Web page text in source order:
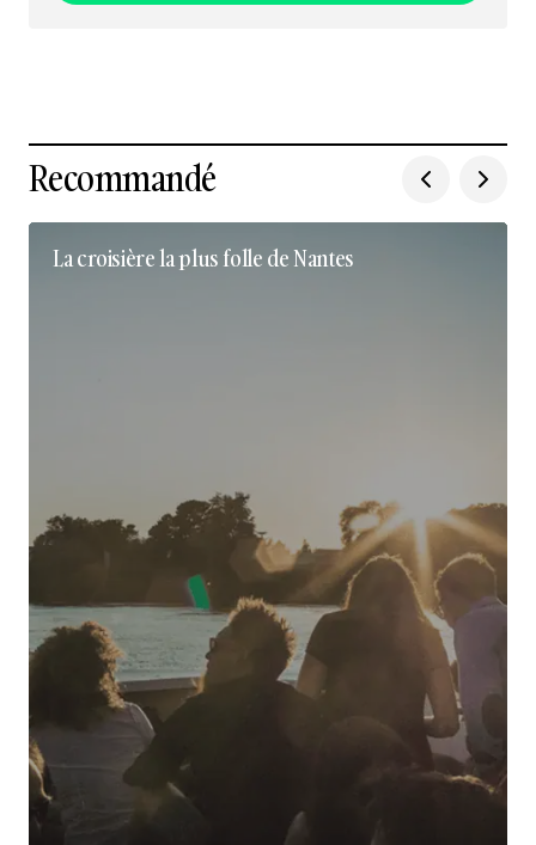
Recommandé
La croisière la plus folle de Nantes